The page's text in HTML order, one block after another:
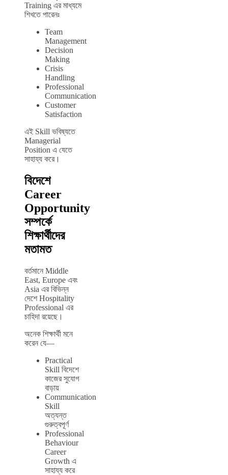
Training এর মাধ্যমে
শিখতে পারেনঃ
Team
Management
Decision
Making
Crisis
Handling
Professional
Communication
Customer
Satisfaction
এই Skill ভবিষ্যতে
Managerial
Position এ যেতে
সাহায্য করে।
বিদেশে
Career
Opportunity
সম্পর্কে
শিক্ষার্থীদের
মতামত
বর্তমানে Middle
East, Europe এবং
Asia এর বিভিন্ন
দেশে Hospitality
Professional এর
চাহিদা রয়েছে।
অনেক শিক্ষার্থী মনে
করেন যে—
Practical
Skill বিদেশে
কাজের সুযোগ
বাড়ায়
Communication
Skill
অত্যন্ত
গুরুত্বপূর্ণ
Professional
Behaviour
Career
Growth এ
সাহায্য করে